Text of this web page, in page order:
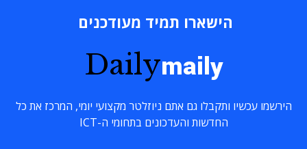
הישארו תמיד מעודכנים
Dailymaily
הירשמו עכשיו ותקבלו גם אתם ניוזלטר מקצועי יומי, המרכז את כל
החדשות והעדכונים בתחומי ה-ICT